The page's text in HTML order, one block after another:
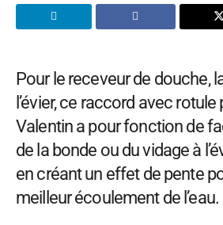
Pour le receveur de douche,
l’évier, ce raccord avec
Valentin a pour fonction de
de la bonde ou du vidage à
en créant un effet de pente
meilleur écoulement de l’eau.